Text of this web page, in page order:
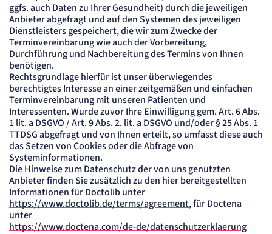
ggfs. auch Daten zu Ihrer Gesundheit) durch die jeweiligen
Anbieter abgefragt und auf den Systemen des jeweiligen
Dienstleisters gespeichert, die wir zum Zwecke der
Terminvereinbarung wie auch der Vorbereitung,
Durchführung und Nachbereitung des Termins von Ihnen
benötigen.
Rechtsgrundlage hierfür ist unser überwiegendes
berechtigtes Interesse an einer zeitgemäßen und einfachen
Terminvereinbarung mit unseren Patienten und
Interessenten. Wurde zuvor Ihre Einwilligung gem. Art. 6 Abs.
1 lit. a DSGVO / Art. 9 Abs. 2. lit. a DSGVO und/oder § 25 Abs. 1
TTDSG abgefragt und von Ihnen erteilt, so umfasst diese auch
das Setzen von Cookies oder die Abfrage von
Systeminformationen.
Die Hinweise zum Datenschutz der von uns genutzten
Anbieter finden Sie zusätzlich zu den hier bereitgestellten
Informationen für Doctolib unter
https://www.doctolib.de/terms/agreement, für Doctena
unter
https://www.doctena.com/de-de/datenschutzerklaerung